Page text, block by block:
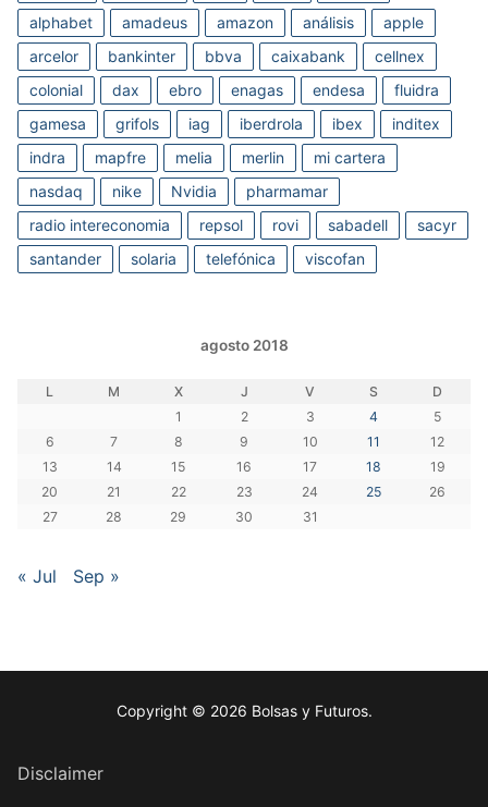
alphabet
amadeus amazon análisis
apple
arcelor
bankinter bbva caixabank
cellnex
colonial
dax ebro enagas endesa
fluidra
gamesa
grifols iag iberdrola ibex
inditex
indra
mapfre melia merlin
mi cartera
nasdaq
nike Nvidia
pharmamar
radio intereconomia
repsol rovi sabadell
sacyr
santander
solaria telefónica viscofan
agosto 2018
L M X J V S
D
1
2 3 4
5
6
7 8 9 10 11
12
13
14 15 16 17 18
19
20
21 22 23 24 25
26
27
28 29 30 31
« Jul Sep »
Copyright © 2026 Bolsas y Futuros.
Disclaimer